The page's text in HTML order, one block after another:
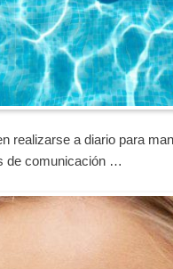
realizarse a diario para
de comunicación …